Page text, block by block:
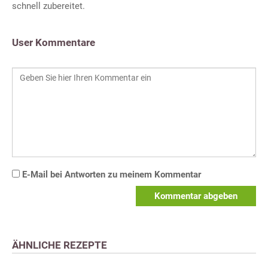
schnell zubereitet.
User Kommentare
E-Mail bei Antworten zu meinem Kommentar
Kommentar abgeben
ÄHNLICHE REZEPTE